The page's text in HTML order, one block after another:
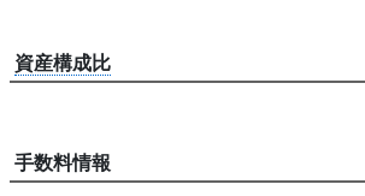
資産構成比
手数料情報